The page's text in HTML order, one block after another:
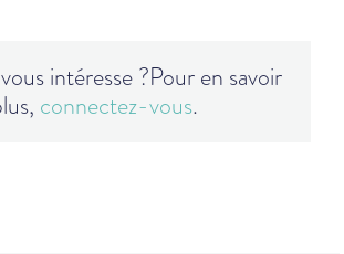
intéresse ?Pour en savoir
connectez-vous.